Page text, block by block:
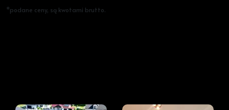
*podane ceny, są kwotami brutto.